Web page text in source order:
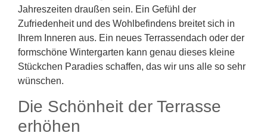
Jahreszeiten draußen sein. Ein Gefühl der
Zufriedenheit und des Wohlbefindens breitet sich in
Ihrem Inneren aus. Ein neues Terrassendach oder der
formschöne Wintergarten kann genau dieses kleine
Stückchen Paradies schaffen, das wir uns alle so sehr
wünschen.
Die Schönheit der Terrasse
erhöhen